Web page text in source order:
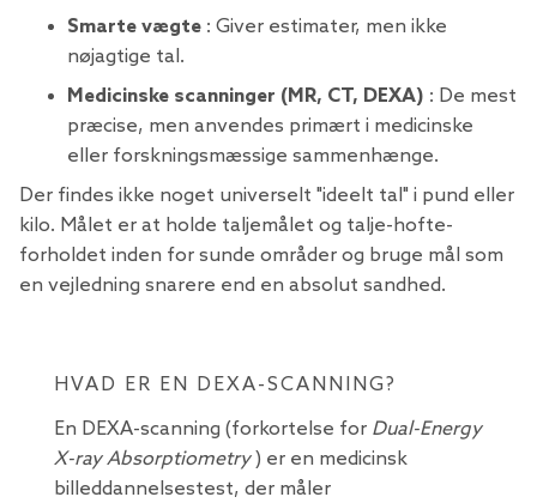
Smarte vægte : Giver estimater, men ikke
nøjagtige tal.
Medicinske scanninger (MR, CT, DEXA) : De mest
præcise, men anvendes primært i medicinske
eller forskningsmæssige sammenhænge.
Der findes ikke noget universelt "ideelt tal" i pund eller
kilo. Målet er at holde taljemålet og talje-hofte-
forholdet inden for sunde områder og bruge mål som
en vejledning snarere end en absolut sandhed.
HVAD ER EN DEXA-SCANNING?
En DEXA-scanning (forkortelse for Dual-Energy
X-ray Absorptiometry) er en medicinsk
billeddannelsestest, der måler